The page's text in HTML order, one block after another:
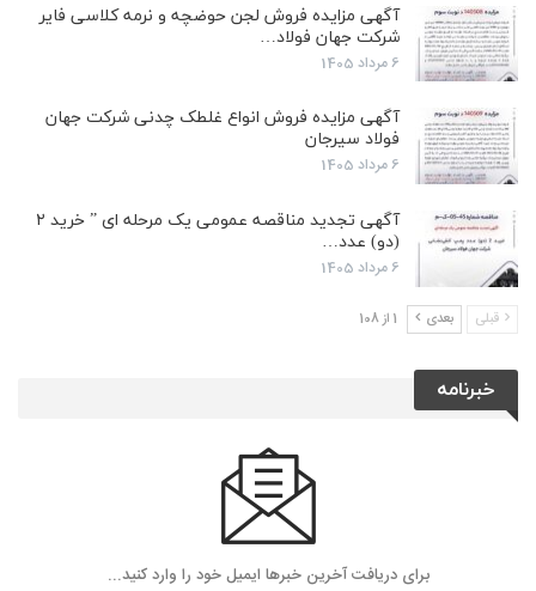
آگهی مزایده فروش لجن حوضچه و نرمه کلاسی فایر
شرکت جهان فولاد…
6 مرداد 1405
آگهی مزایده فروش انواع غلطک چدنی شرکت جهان
فولاد سیرجان
6 مرداد 1405
آگهی تجدید مناقصه عمومی یک مرحله ای ” خرید ۲
(دو) عدد…
6 مرداد 1405
قبلی بعدی 1 از 108
خبرنامه
برای دریافت آخرین خبرها ایمیل خود را وارد کنید...